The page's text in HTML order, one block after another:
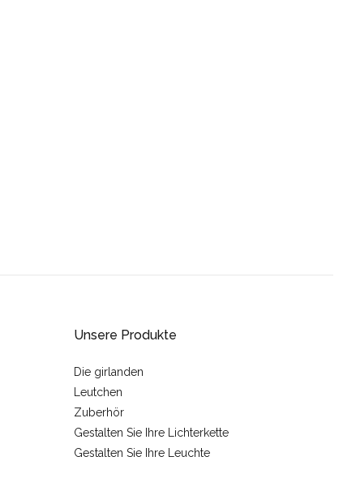
Unsere Produkte
Die girlanden
Leutchen
Zuberhör
Gestalten Sie Ihre Lichterkette
Gestalten Sie Ihre Leuchte